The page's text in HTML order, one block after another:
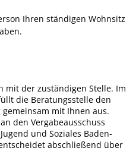
Service
online
Ihren ständigen Wohnsitz
mit der zuständigen Stelle. Im
die Beratungsstelle den
mit Ihnen aus.
den Vergabeausschuss
und Soziales Baden-
abschließend über